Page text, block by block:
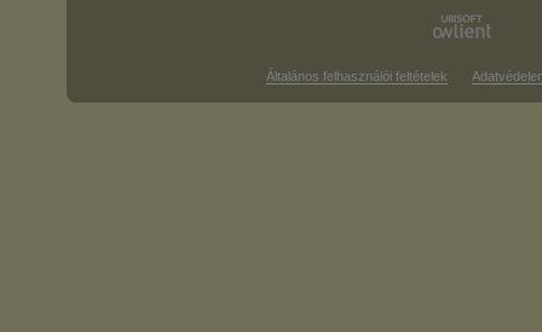
Általános felhasználói feltételek